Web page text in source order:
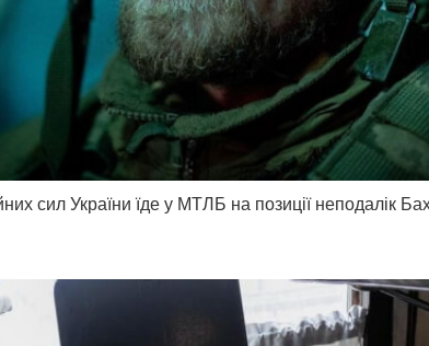
сил України їде у МТЛБ на позиції неподалік